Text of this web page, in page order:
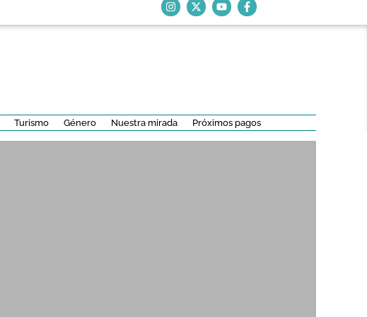
Turismo Género Nuestra mirada Próximos pagos